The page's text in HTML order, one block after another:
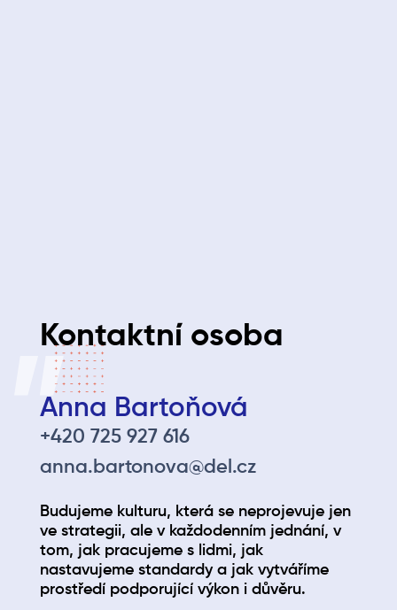
Anna Bartoňová
+420 725 927 616
anna.bartonova@del.cz
Budujeme kulturu, která se neprojevuje jen
ve strategii, ale v každodenním jednání, v
tom, jak pracujeme s lidmi, jak
nastavujeme standardy a jak vytváříme
prostředí podporující výkon i důvěru.
Kontaktní osoba